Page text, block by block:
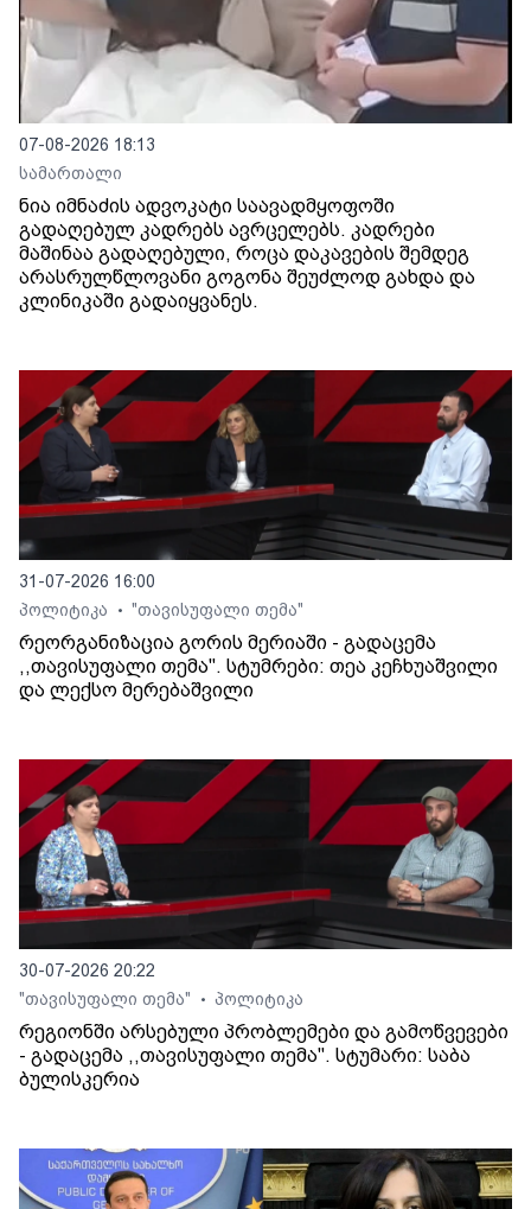
07-08-2026 18:13
სამართალი
ნია იმნაძის ადვოკატი საავადმყოფოში
გადაღებულ კადრებს ავრცელებს. კადრები
მაშინაა გადაღებული, როცა დაკავების შემდეგ
არასრულწლოვანი გოგონა შეუძლოდ გახდა და
კლინიკაში გადაიყვანეს.
31-07-2026 16:00
პოლიტიკა
• "თავისუფალი თემა"
რეორგანიზაცია გორის მერიაში - გადაცემა
,,თავისუფალი თემა". სტუმრები: თეა კეჩხუაშვილი
და ლექსო მერებაშვილი
30-07-2026 20:22
"თავისუფალი თემა"
• პოლიტიკა
რეგიონში არსებული პრობლემები და გამოწვევები
- გადაცემა ,,თავისუფალი თემა". სტუმარი: საბა
ბულისკერია